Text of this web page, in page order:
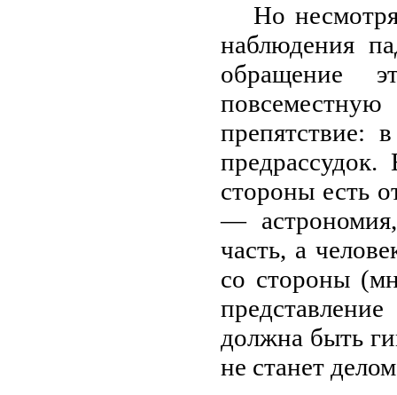
Но
наблюдения
обращение
стороны есть
—
часть, а
со стороны
должна быть
не станет